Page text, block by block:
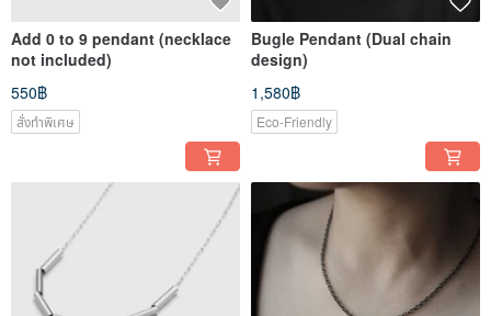
Add 0 to 9 pendant (necklace
not included)
550฿
สั่งทำพิเศษ
Bugle Pendant (Dual chain
design)
1,580฿
Eco-Friendly